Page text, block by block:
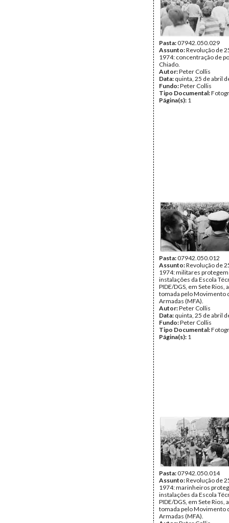
Pasta:07942.050.029
Assunto:Revolução de
1974: concentração de
Chiado.
Autor:Peter Collis
Data: quinta, 25 de abril
Fundo:Peter Collis
Tipo Documental:
Página(s): 1
Pasta:07942.050.012
Assunto:Revolução de
1974: militares protegem
instalações da Escola
PIDE/DGS, em Sete Rios,
tomada pelo Movimento
Armadas (MFA).
Autor:Peter Collis
Data: quinta, 25 de abril
Fundo:Peter Collis
Tipo Documental:
Página(s): 1
Pasta:07942.050.014
Assunto:Revolução de
1974: marinheiros
instalações da Escola
PIDE/DGS, em Sete Rios,
tomada pelo Movimento
Armadas (MFA).